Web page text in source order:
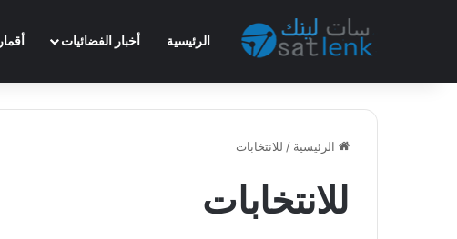
الرئيسية أخبار الفضائيات أقمار
الرئيسية / للانتخابات
للانتخابات